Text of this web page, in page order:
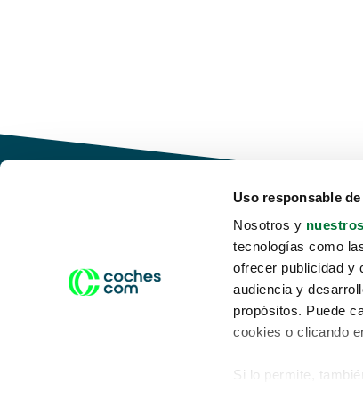
Uso responsable
Nosotros y
tecnologías como
ofrecer publicidad y
audiencia y
propósitos. Puede
cookies o clicando
Si lo permite,
Conduce tu futuro,
desata tu movilidad